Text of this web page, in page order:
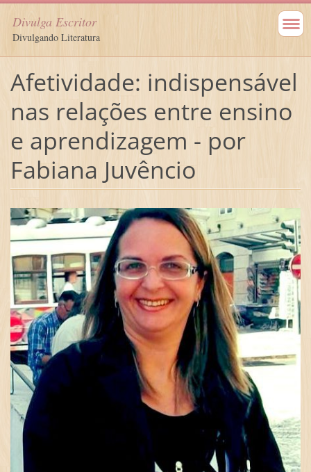
Divulga Escritor
Divulgando Literatura
Afetividade: indispensável
nas relações entre ensino
e aprendizagem - por
Fabiana Juvêncio